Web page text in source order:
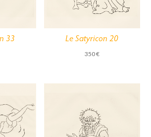
33 Le Satyricon 20
350€